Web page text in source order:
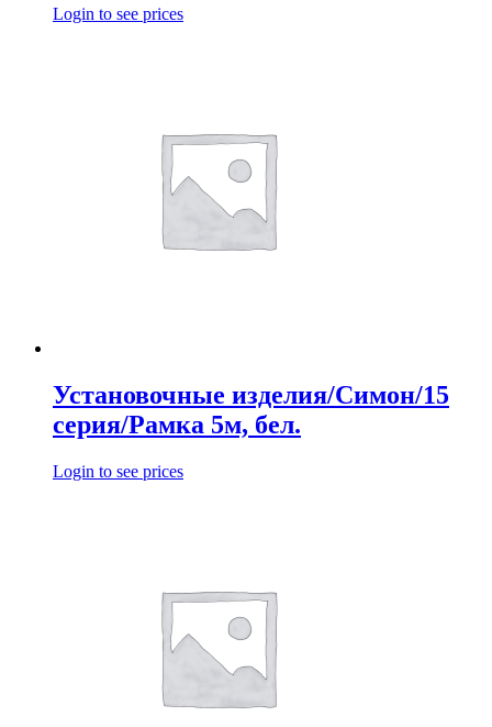
Login to see prices
Установочные изделия/Симон/15
серия/Рамка 5м, бел.
Login to see prices